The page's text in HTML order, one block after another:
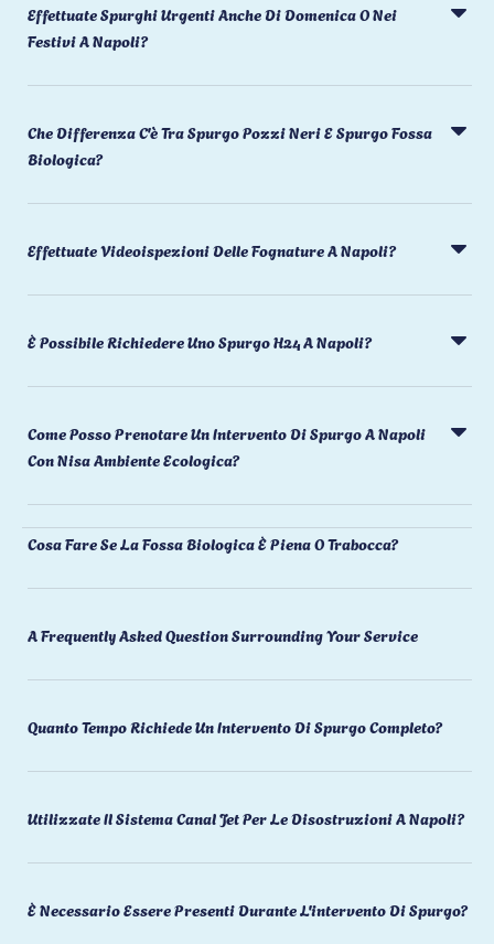
Effettuate Spurghi Urgenti Anche Di Domenica O Nei
Festivi A Napoli?
Che Differenza C'è Tra Spurgo Pozzi Neri E Spurgo Fossa
Biologica?
Effettuate Videoispezioni Delle Fognature A Napoli?
È Possibile Richiedere Uno Spurgo H24 A Napoli?
Come Posso Prenotare Un Intervento Di Spurgo A Napoli
Con Nisa Ambiente Ecologica?
Cosa Fare Se La Fossa Biologica È Piena O Trabocca?
A Frequently Asked Question Surrounding Your Service
Quanto Tempo Richiede Un Intervento Di Spurgo Completo?
Utilizzate Il Sistema Canal Jet Per Le Disostruzioni A Napoli?
È Necessario Essere Presenti Durante L'intervento Di Spurgo?